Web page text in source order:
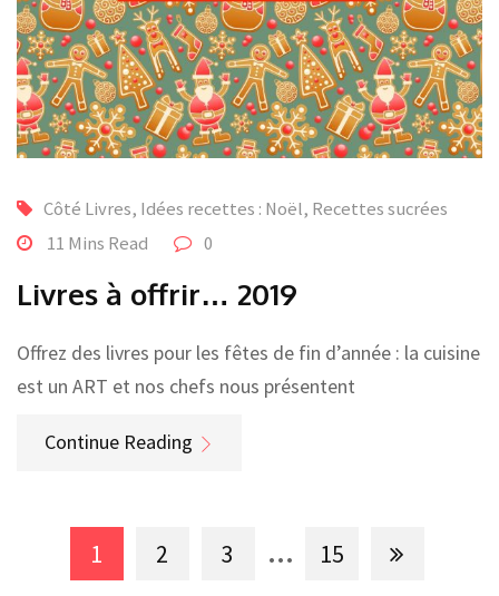
Côté Livres, Idées recettes : Noël, Recettes sucrées
11 Mins Read
0
Livres à offrir… 2019
Offrez des livres pour les fêtes de fin d’année : la cuisine
est un ART et nos chefs nous présentent
Continue Reading
1 2 3 ... 15